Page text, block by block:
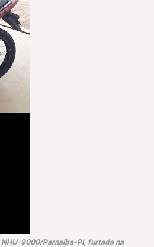
9000/Parnaíba-PI, furtada na